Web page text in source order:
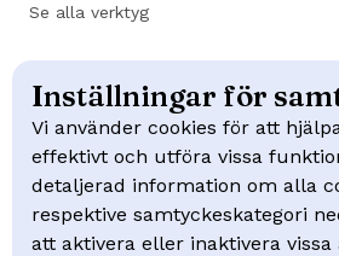
Se alla verktyg
Kundcase
Trafikverket
NCC
Swep
Mölndal Energi
Inställningar för
Vi använder cookies för att
effektivt och utföra vissa
detaljerad information om alla
respektive samtyckeskategori
att aktivera eller inaktivera vissa